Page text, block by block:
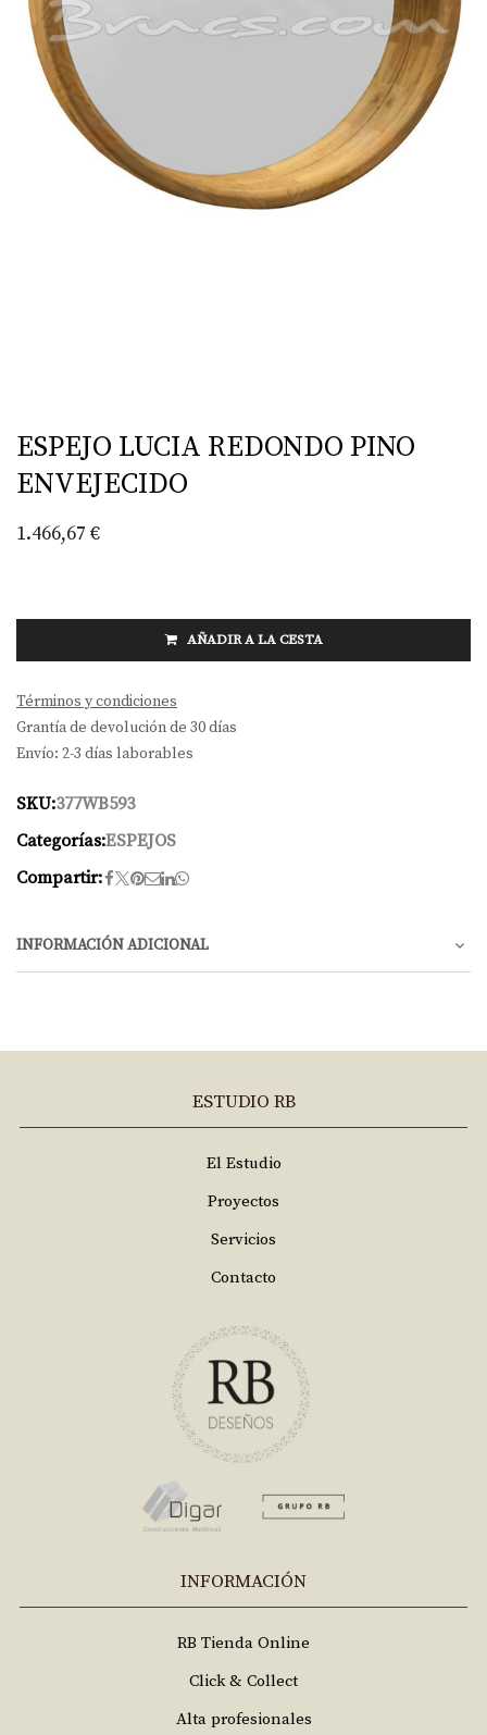
ESPEJO LUCIA REDONDO PINO
ENVEJECIDO
1.466,67 €
AÑADIR A LA CESTA
Términos y condiciones
Grantía de devolución de 30 días
Envío: 2-3 días laborables
SKU:377WB593
Categorías:ESPEJOS
Compartir:
INFORMACIÓN ADICIONAL
ESTUDIO RB
El Estudio
Proyectos
Servicios
Contacto
INFORMACIÓN
RB Tienda Online
Click & Collect
Alta profesionales